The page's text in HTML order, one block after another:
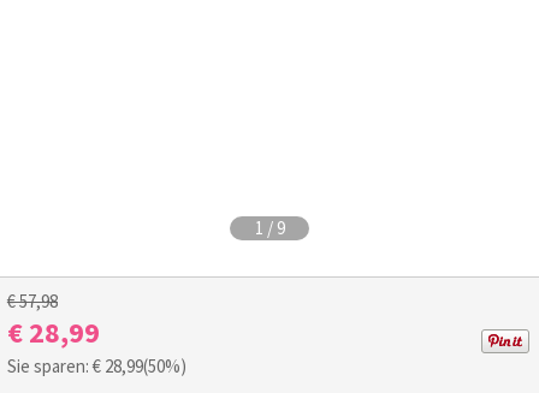
1 / 9
€ 57,98
€ 28,99
Sie sparen: € 28,99(50%)